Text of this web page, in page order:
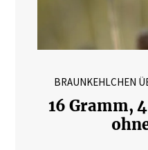
BRAUNKEHLCHEN
16 Gramm,